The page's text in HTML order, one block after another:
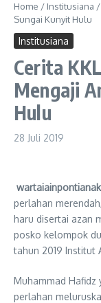
Home / Institusiana /
Sungai Kunyit Hulu
Institusiana
Cerita
Mengaji
Hulu
28 Juli 2019
perlahan
haru disertai azan
posko kelompok
tahun 2019 Institut
Muhammad
perlahan